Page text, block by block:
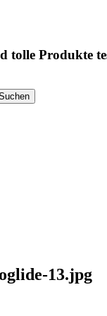
tolle Produkte
13.jpg